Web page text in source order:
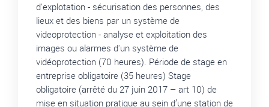
d'explotation - sécurisation des personnes, des
lieux et des biens par un système de
videoprotection - analyse et exploitation des
images ou alarmes d'un système de
vidéoprotection (70 heures). Période de stage en
entreprise obligatoire (35 heures) Stage
obligatoire (arrêté du 27 juin 2017 – art 10) de
mise en situation pratique au sein d’une station de